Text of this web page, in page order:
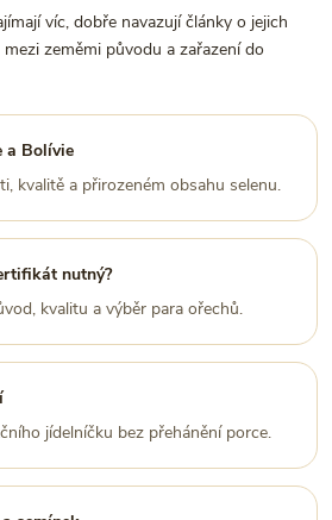
víc, dobře navazují články o jejich
zeměmi původu a zařazení do
a Bolívie
kvalitě a přirozeném obsahu selenu.
nutný?
kvalitu a výběr para ořechů.
jídelníčku bez přehánění porce.